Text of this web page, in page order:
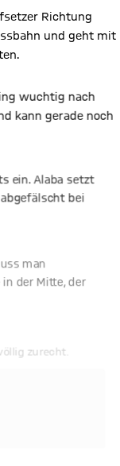
Richtung
und geht mit
wuchtig nach
kann gerade noch
ein. Alaba setzt
bei
in der Mitte, der